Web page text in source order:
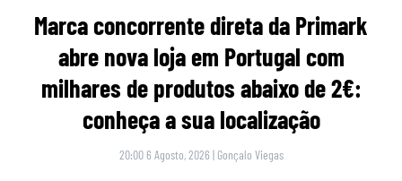
Marca concorrente direta da Primark
abre nova loja em Portugal com
milhares de produtos abaixo de 2€:
conheça a sua localização
20:00 6 Agosto, 2026 | Gonçalo Viegas